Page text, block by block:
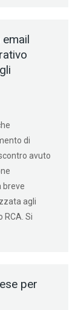
di
avuto
breve
agli
Si
per